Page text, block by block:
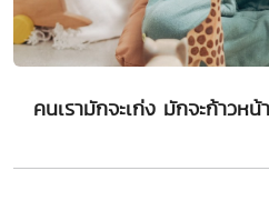
คนเรามักจะเก่ง มักจะก้าวห